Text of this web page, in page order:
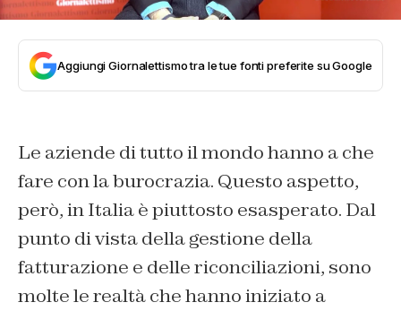
Aggiungi Giornalettismo tra le tue fonti preferite su Google
Le aziende di tutto il mondo hanno a che
fare con la burocrazia. Questo aspetto,
però, in Italia è piuttosto esasperato. Dal
punto di vista della gestione della
fatturazione e delle riconciliazioni, sono
molte le realtà che hanno iniziato a